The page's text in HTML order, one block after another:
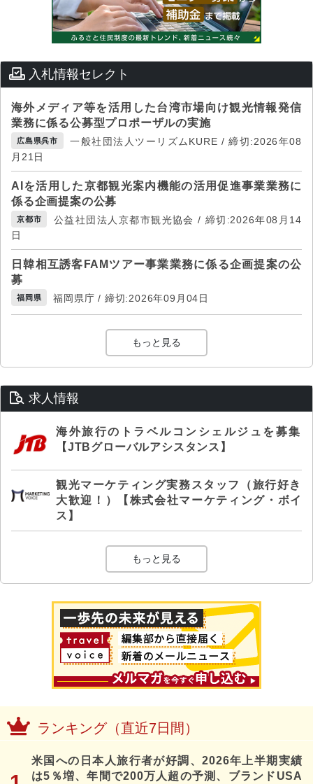
入札情報セレクト
海外メディア等を活用した台湾市場向け観光情報発信
業務に係る公募型プロポーザルの実施
広島県呉市
一般社団法人ツーリズムKURE / 締切:2026年08
月21日
AIを活用した京都観光案内機能の活用促進事業業務に
係る企画提案の公募
京都市
公益社団法人京都市観光協会 / 締切:2026年08月14
日
日韓相互誘客FAMツアー事業業務に係る企画提案の公
募
福岡県 福岡県庁 / 締切:2026年09月04日
もっと見る
求人情報
海外旅行のトラベルコンシェルジュを募集
【JTBグローバルアシスタンス】
観光マーケティング実務スタッフ（旅行好き
大歓迎！）【株式会社マーケティング・ボイ
ス】
もっと見る
ランキング（直近7日間）
米国への日本人旅行者が好調、2026年上半期実績
は5％増、年間で200万人超の予測、ブランドUSA